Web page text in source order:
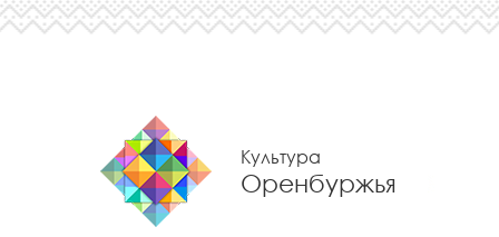
Культура
Оренбуржья